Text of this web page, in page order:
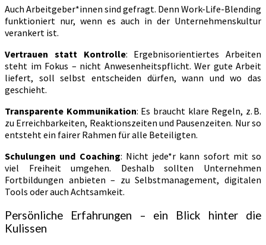
Auch Arbeitgeber*innen sind gefragt. Denn Work-Life-Blending
funktioniert nur, wenn es auch in der Unternehmenskultur
verankert ist.
Vertrauen statt Kontrolle: Ergebnisorientiertes Arbeiten
steht im Fokus – nicht Anwesenheitspflicht. Wer gute Arbeit
liefert, soll selbst entscheiden dürfen, wann und wo das
geschieht.
Transparente Kommunikation: Es braucht klare Regeln, z. B.
zu Erreichbarkeiten, Reaktionszeiten und Pausenzeiten. Nur so
entsteht ein fairer Rahmen für alle Beteiligten.
Schulungen und Coaching: Nicht jede*r kann sofort mit so
viel Freiheit umgehen. Deshalb sollten Unternehmen
Fortbildungen anbieten – zu Selbstmanagement, digitalen
Tools oder auch Achtsamkeit.
Persönliche Erfahrungen – ein Blick hinter die
Kulissen